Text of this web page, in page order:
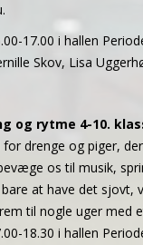
17.00 i hallen
Skov, Lisa
og rytme 4-10.
drenge og piger,
os til musik,
at have det
til nogle uger med
18.30 i hallen